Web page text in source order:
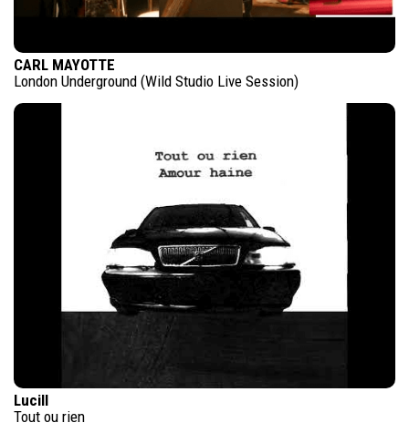
CARL MAYOTTE
London Underground (Wild Studio Live Session)
Lucill
Tout ou rien